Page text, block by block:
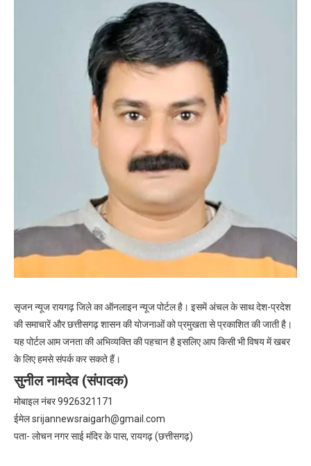
सृजन न्यूज रायगढ़ जिले का ऑनलाइन न्यूज पोर्टल है। इसमें अंचल के साथ देश-प्रदेश
की समाचारें और छत्तीसगढ़ शासन की योजनाओं को प्रमुखता से प्रकाशित की जाती है।
यह पोर्टल आम जनता की अभिव्यक्ति की पहचान है इसलिए आप किसी भी विषय में खबर
के लिए हमसे संपर्क कर सकते हैं।
सुनील नामदेव (संपादक)
मोबाइल नंबर 9926321171
ईमेलsrijannewsraigarh@gmail.com
पता- लोचन नगर साई मंदिर के पास, रायगढ़ (छत्तीसगढ़)